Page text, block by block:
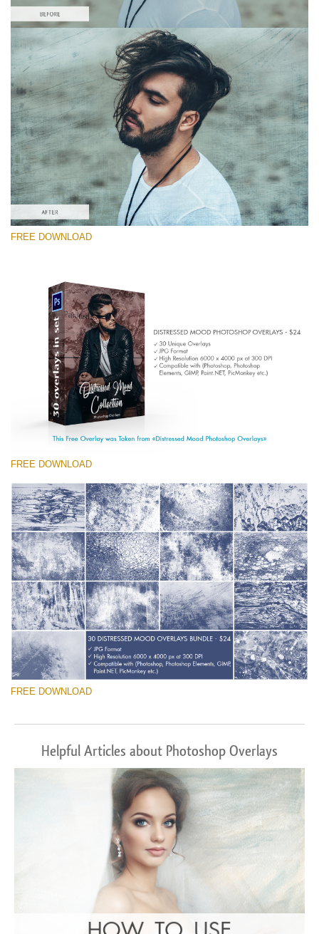
Por favor selecione
Free Photoshop Overlay #9
Small 800*533px
Distressed Mood
(30 Overlays)
Large 6000*4000px
Entire Collection
(1783 Overlays)
Large 6000*4000px
Download Grátis
FREE DOWNLOAD
FREE DOWNLOAD
FREE DOWNLOAD
Helpful Articles about Photoshop Overlays